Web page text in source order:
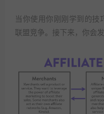
当你使用你刚刚学到的技
联盟竞争。接下来，你会